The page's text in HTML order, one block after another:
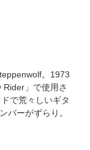
。1973
」で使用さ
で荒々しいギタ
バーがずらり。